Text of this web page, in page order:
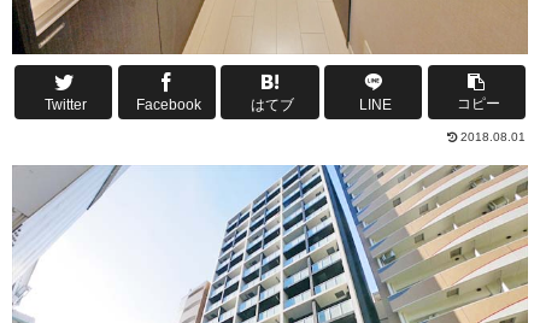
Twitter Facebook はてブ LINE コピー
2018.08.01